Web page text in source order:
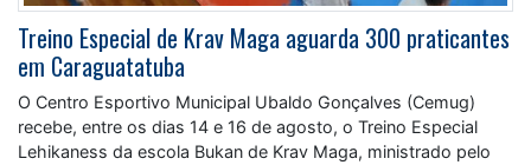
Treino Especial de Krav Maga aguarda 300 praticantes
em Caraguatatuba
O Centro Esportivo Municipal Ubaldo Gonçalves (Cemug)
recebe, entre os dias 14 e 16 de agosto, o Treino Especial
Lehikaness da escola Bukan de Krav Maga, ministrado pelo